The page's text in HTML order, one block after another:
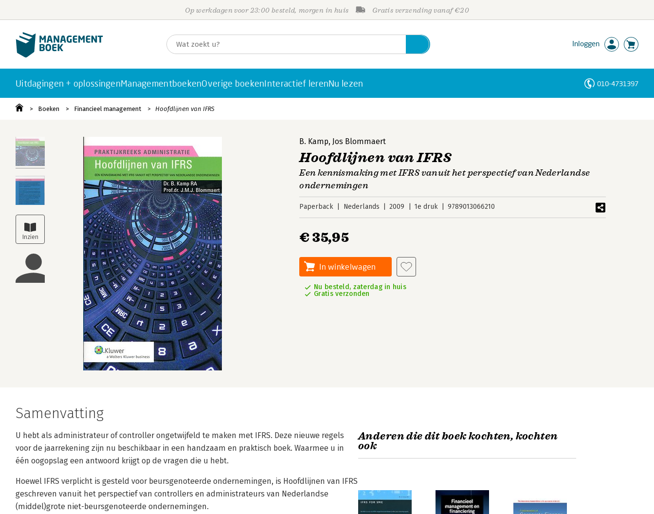
Op werkdagen voor 23:00 besteld, morgen in huis Gratis verzending vanaf €20
Inloggen
Uitdagingen + oplossingenManagementboekenOverige boekenInteractief lerenNu lezen 010-4731397
Boeken Financieel management Hoofdlijnen van IFRS
B. Kamp, Jos Blommaert
Hoofdlijnen van IFRS
Een kennismaking met IFRS vanuit het perspectief van Nederlandse
ondernemingen
Paperback Nederlands 2009 1e druk 9789013066210
€ 35,95
In winkelwagen
Nu besteld, zaterdag in huis
Gratis verzonden
Samenvatting
U hebt als administrateur of controller ongetwijfeld te maken met IFRS. Deze nieuwe regels
voor de jaarrekening zijn nu beschikbaar in een handzaam en praktisch boek. Waarmee u in
één oogopslag een antwoord krijgt op de vragen die u hebt.
Hoewel IFRS verplicht is gesteld voor beursgenoteerde ondernemingen, is Hoofdlijnen van IFRS
geschreven vanuit het perspectief van controllers en administrateurs van Nederlandse
(middel)grote niet-beursgenoteerde ondernemingen.
Anderen die dit boek kochten, kochten
ook
Personen